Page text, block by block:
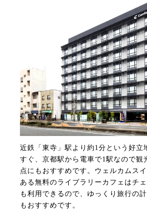
近鉄「東寺」駅より約1分という好立
すぐ、京都駅から電車で1駅なので観
点にもおすすめです。ウェルカムス
ある無料のライブラリーカフェはチ
も利用できるので、ゆっくり旅行の
もおすすめです。